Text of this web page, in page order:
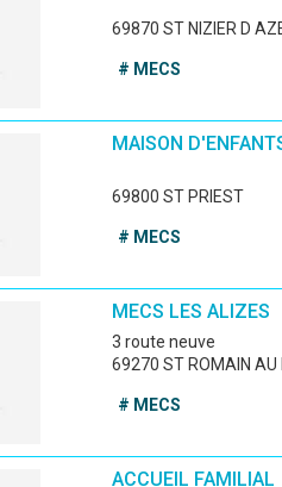
69870 ST NIZIER D
# MECS
MAISON
69800 ST PRIEST
# MECS
MECS LES ALIZES
3 route neuve
69270 ST ROMAIN AU
# MECS
ACCUEIL FAMILIAL